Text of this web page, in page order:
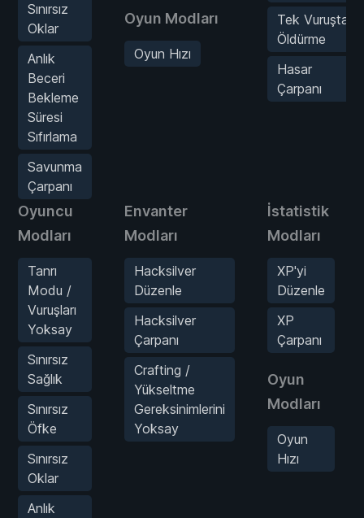
Sınırsız
Oklar
Anlık
Beceri
Bekleme
Süresi
Sıfırlama
Savunma
Çarpanı
Oyun Modları
Oyun Hızı
Tek Vuruşta
Öldürme
Hasar
Çarpanı
Oyuncu
Modları
Tanrı
Modu /
Vuruşları
Yoksay
Sınırsız
Sağlık
Sınırsız
Öfke
Sınırsız
Oklar
Anlık
Envanter
Modları
Hacksilver
Düzenle
Hacksilver
Çarpanı
Crafting /
Yükseltme
Gereksinimlerini
Yoksay
İstatistik
Modları
XP'yi
Düzenle
XP
Çarpanı
Oyun
Modları
Oyun
Hızı